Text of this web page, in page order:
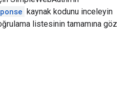
kaynak kodunu inceleyin
listesinin tamamına göz